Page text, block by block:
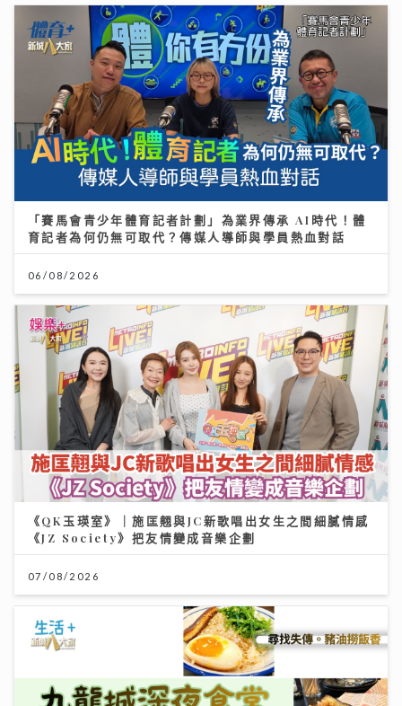
「賽馬會青少年體育記者計劃」為業界傳承 AI時代！體
育記者為何仍無可取代？傳媒人導師與學員熱血對話
06/08/2026
《QK玉瑛室》｜施匡翹與JC新歌唱出女生之間細膩情感
《JZ Society》把友情變成音樂企劃
07/08/2026